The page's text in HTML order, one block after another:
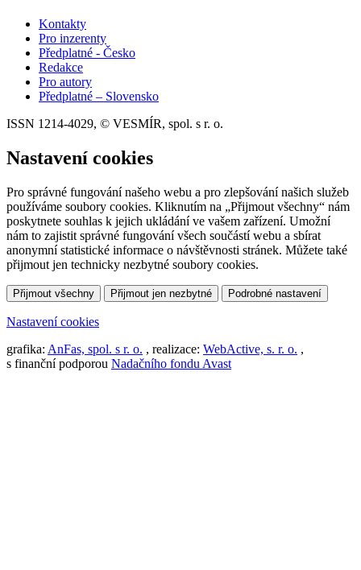
Kontakty
Pro inzerenty
Předplatné - Česko
Redakce
Pro autory
Předplatné – Slovensko
ISSN 1214-4029, © VESMÍR, spol. s r. o.
Nastavení cookies
Pro správné fungování našeho webu a pro zlepšování našich služeb
používáme soubory cookies. Kliknutím na „Přijmout všechny“ nám
poskytnete souhlas k jejich ukládání ve vašem zařízení. Umožní
nám to zajistit správné fungování všech součástí webu a sbírat
anonymní statistické informace o návštěvnosti stránek. Můžete také
přijmout jen technicky nezbytné soubory cookies.
Přijmout všechny Přijmout jen nezbytné Podrobné nastavení
Nastavení cookies
grafika: AnFas, spol. s r. o. , realizace: WebActive, s. r. o. ,
s finanční podporou Nadačního fondu Avast